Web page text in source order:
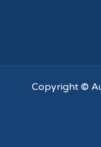
Copyright ©